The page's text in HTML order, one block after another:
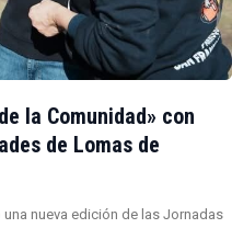
la Comunidad» con
de Lomas de
nueva edición de las Jornadas